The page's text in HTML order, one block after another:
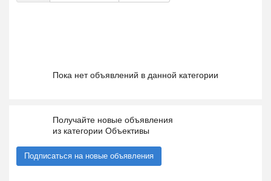
Пока нет объявлений в данной категории
Получайте новые объявления
из категории Объективы
Подписаться на новые объявления